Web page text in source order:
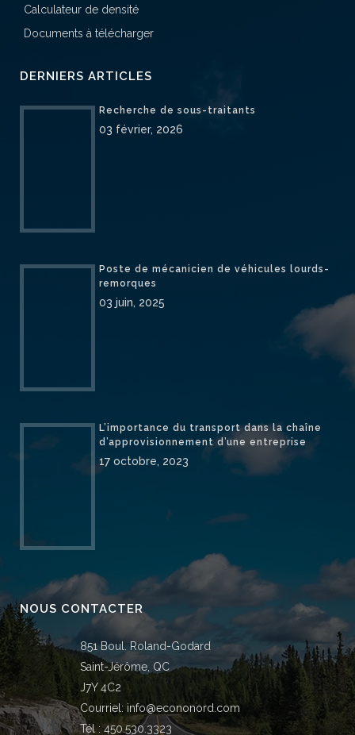
Calculateur de densité
Documents à télécharger
DERNIERS ARTICLES
Recherche de sous-traitants
03 février, 2026
Poste de mécanicien de véhicules lourds-
remorques
03 juin, 2025
L’importance du transport dans la chaîne
d’approvisionnement d’une entreprise
17 octobre, 2023
NOUS CONTACTER
851 Boul. Roland-Godard
Saint-Jérôme, QC
J7Y 4C2
Courriel: info@econonord.com
Tél : 450.530.3323